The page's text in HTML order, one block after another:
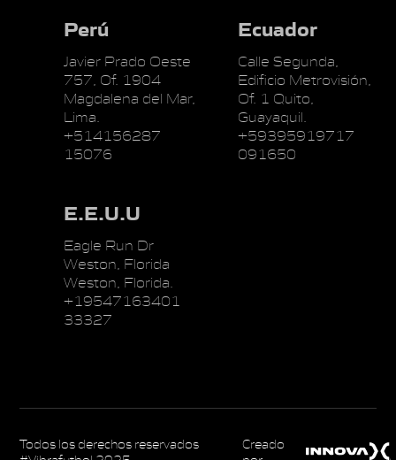
Perú
Javier Prado Oeste
757, Of. 1904
Magdalena del Mar,
Lima.
+514156287
15076
Ecuador
Calle Segunda,
Edificio Metrovisión,
Of. 1 Quito,
Guayaquil.
+59395919717
091650
E.E.U.U
Eagle Run Dr
Weston, Florida
Weston, Florida.
+19547163401
33327
Todos los derechos reservados
Creado